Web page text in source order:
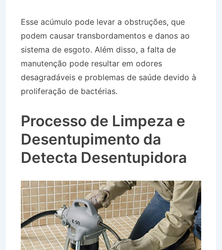
Esse acúmulo pode levar a obstruções, que
podem causar transbordamentos e danos ao
sistema de esgoto. Além disso, a falta de
manutenção pode resultar em odores
desagradáveis e problemas de saúde devido à
proliferação de bactérias.
Processo de Limpeza e
Desentupimento da
Detecta Desentupidora